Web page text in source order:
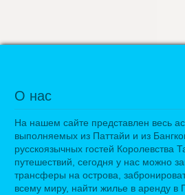
О нас
На нашем сайте представлен весь
выполняемых из Паттайи и из
русскоязычных гостей Королевства
путешествий, сегодня у нас можно
трансферы на острова,
всему миру, найти жилье в аренду в